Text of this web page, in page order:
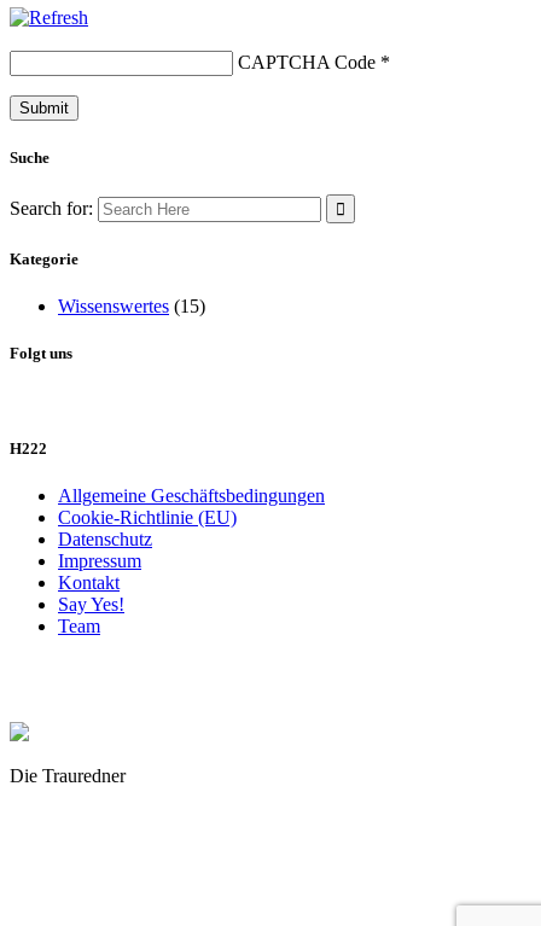
CAPTCHA Code *
Suche
Search for:
Kategorie
Wissenswertes (15)
Folgt uns
H222
Allgemeine Geschäftsbedingungen
Cookie-Richtlinie (EU)
Datenschutz
Impressum
Kontakt
Say Yes!
Team
Die Trauredner